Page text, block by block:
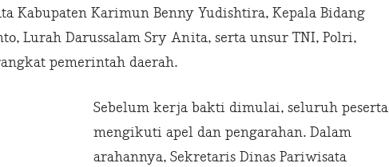
Kabupaten Karimun Benny Yudishtira, Kepala Bidang
Lurah Darussalam Sry Anita, serta unsur TNI, Polri,
pemerintah daerah.
Sebelum kerja bakti dimulai, seluruh peserta
mengikuti apel dan pengarahan. Dalam
arahannya, Sekretaris Dinas Pariwisata